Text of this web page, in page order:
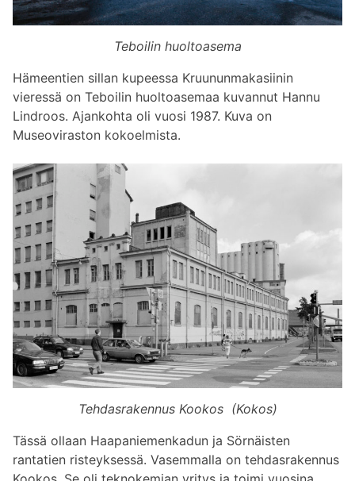
Teboilin huoltoasema
Hämeentien sillan kupeessa Kruununmakasiinin
vieressä on Teboilin huoltoasemaa kuvannut Hannu
Lindroos. Ajankohta oli vuosi 1987. Kuva on
Museoviraston kokoelmista.
Tehdasrakennus Kookos (Kokos)
Tässä ollaan Haapaniemenkadun ja Sörnäisten
rantatien risteyksessä. Vasemmalla on tehdasrakennus